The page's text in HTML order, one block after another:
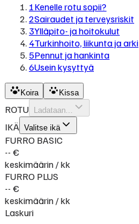
1Kenelle rotu sopii?
2Sairaudet ja terveysriskit
3Ylläpito- ja hoitokulut
4Turkinhoito, liikunta ja arki
5Pennut ja hankinta
6Usein kysyttyä
Koira Kissa
ROTU Ladataan...
IKÄ Valitse ikä
FURRO BASIC
-- €
keskimäärin / kk
FURRO PLUS
-- €
keskimäärin / kk
Laskuri